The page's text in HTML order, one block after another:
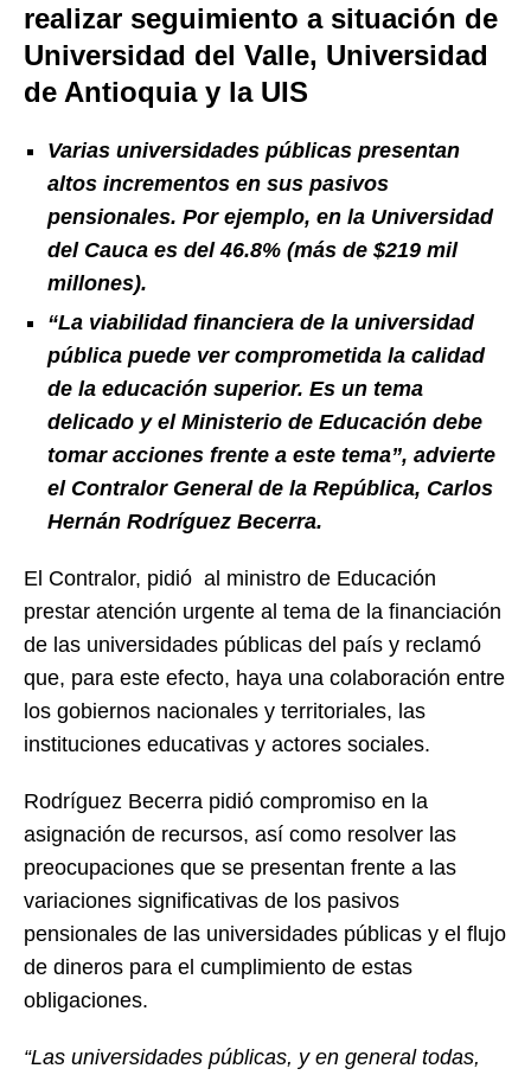
realizar seguimiento a situación de
Universidad del Valle, Universidad
de Antioquia y la UIS
Varias universidades públicas presentan
altos incrementos en sus pasivos
pensionales. Por ejemplo, en la Universidad
del Cauca es del 46.8% (más de $219 mil
millones).
“La viabilidad financiera de la universidad
pública puede ver comprometida la calidad
de la educación superior. Es un tema
delicado y el Ministerio de Educación debe
tomar acciones frente a este tema”, advierte
el Contralor General de la República, Carlos
Hernán Rodríguez Becerra.
El Contralor, pidió al ministro de Educación
prestar atención urgente al tema de la financiación
de las universidades públicas del país y reclamó
que, para este efecto, haya una colaboración entre
los gobiernos nacionales y territoriales, las
instituciones educativas y actores sociales.
Rodríguez Becerra pidió compromiso en la
asignación de recursos, así como resolver las
preocupaciones que se presentan frente a las
variaciones significativas de los pasivos
pensionales de las universidades públicas y el flujo
de dineros para el cumplimiento de estas
obligaciones.
“Las universidades públicas, y en general todas,